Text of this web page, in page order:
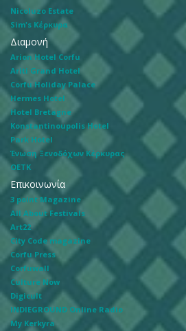
Nicoluzo Estate
Sim's Κέρκυρα
Διαμονή
Arion Hotel Corfu
Ariti Grand Hotel
Corfu Holiday Palace
Hermes Hotel
Hotel Bretagne
Konstantinoupolis Hotel
Park Hotel
Ένωση Ξενοδόχων Κέρκυρας
ΟΕΤΚ
Επικοινωνία
3 point Magazine
All About Festivals
Art22
City Code magazine
Corfu Press
Corfuwall
Culture Now
Digicult
INDIEGROUND Online Radio
My Kerkyra